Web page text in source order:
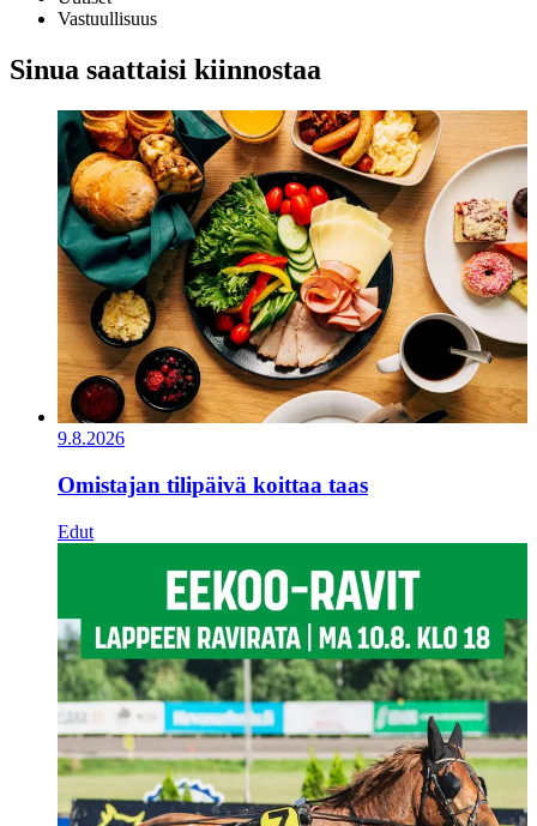
Vastuullisuus
Sinua saattaisi kiinnostaa
9.8.2026
Omistajan tilipäivä koittaa taas
Edut